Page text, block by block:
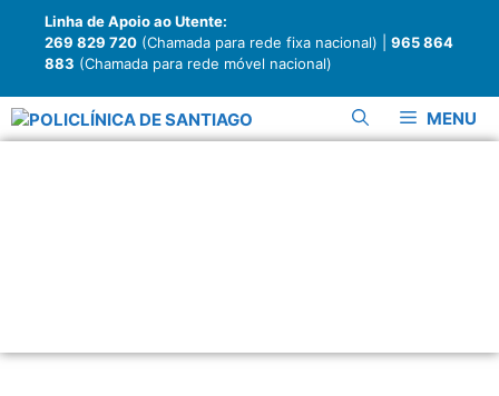
Linha de Apoio ao Utente:
269 829 720 (Chamada para rede fixa nacional) | 965 864
883 (Chamada para rede móvel nacional)
MENU